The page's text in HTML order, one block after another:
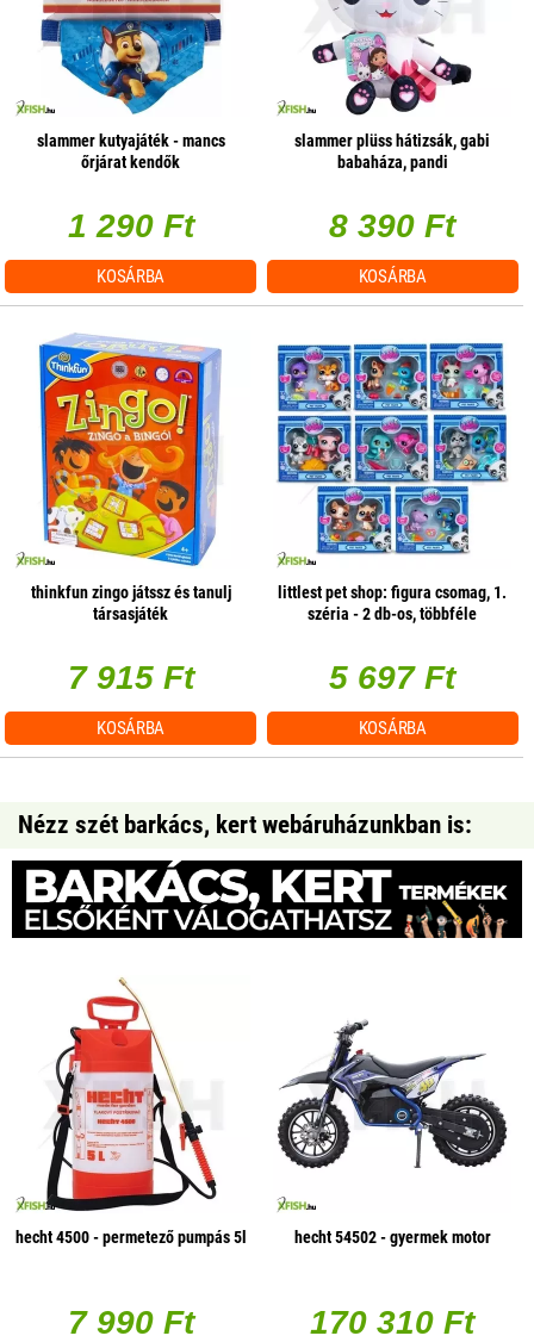
slammer kutyajáték - mancs
őrjárat kendők
1 290 Ft
KOSÁRBA
slammer plüss hátizsák, gabi
babaháza, pandi
8 390 Ft
KOSÁRBA
thinkfun zingo játssz és tanulj
társasjáték
7 915 Ft
KOSÁRBA
littlest pet shop: figura csomag, 1.
széria - 2 db-os, többféle
5 697 Ft
KOSÁRBA
Nézz szét barkács, kert webáruházunkban is:
hecht 4500 - permetező pumpás 5l
7 990 Ft
hecht 54502 - gyermek motor
170 310 Ft